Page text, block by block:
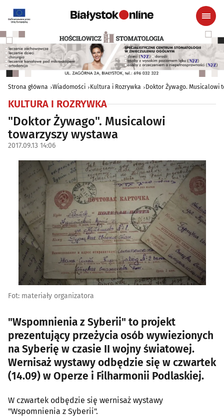
Strona główna Wiadomości Kultura i Rozrywka Doktor Żywago. Musicalowi
KULTURA I ROZRYWKA
"Doktor Żywago". Musicalowi
towarzyszy wystawa
2017.09.13 14:06
Fot: materiały organizatora
"Wspomnienia z Syberii" to projekt
prezentujący przeżycia osób wywiezionych
na Syberię w czasie II wojny światowej.
Wernisaż wystawy odbędzie się w czwartek
(14.09) w Operze i Filharmonii Podlaskiej.
W czwartek odbędzie się wernisaż wystawy
"Wspomnienia z Syberii".